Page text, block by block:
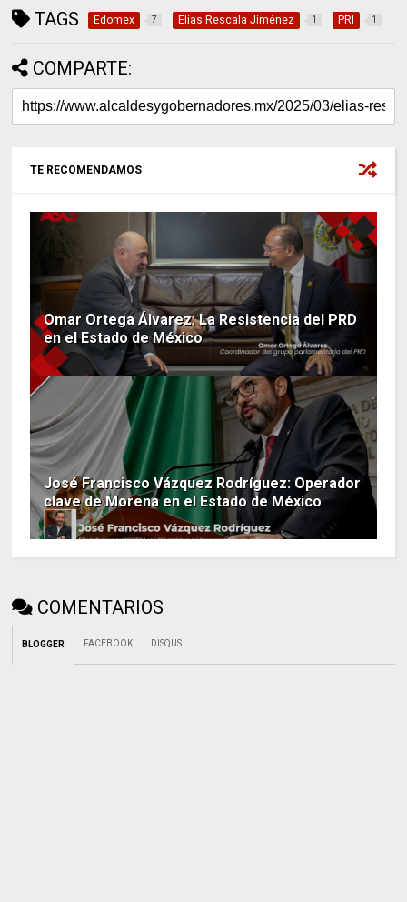
TAGS Edomex 7 Elías Rescala Jiménez 1 PRI 1
COMPARTE:
TE RECOMENDAMOS
Omar Ortega Álvarez: La Resistencia del PRD
en el Estado de México
José Francisco Vázquez Rodríguez: Operador
clave de Morena en el Estado de México
COMENTARIOS
BLOGGER FACEBOOK DISQUS